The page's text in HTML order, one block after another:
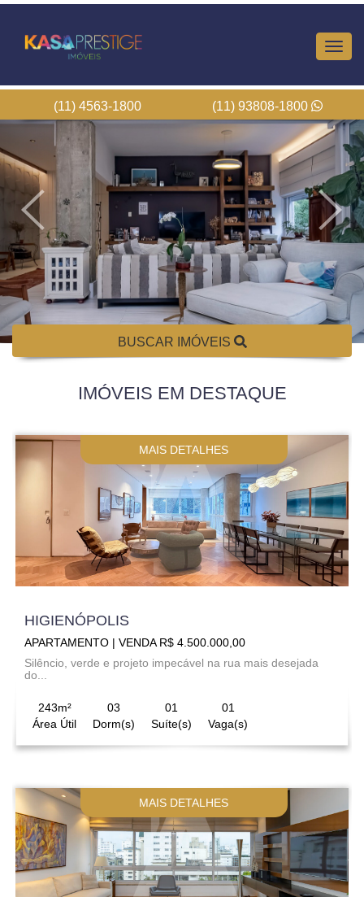
(11) 4563-1800 (11) 93808-1800
BUSCAR IMÓVEIS
IMÓVEIS EM DESTAQUE
MAIS DETALHES
HIGIENÓPOLIS
APARTAMENTO | VENDA R$ 4.500.000,00
Silêncio, verde e projeto impecável na rua mais desejada
do...
243m²
Área Útil
03
Dorm(s)
01
Suíte(s)
01
Vaga(s)
MAIS DETALHES